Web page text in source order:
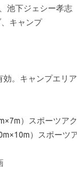
池下ジェシー孝志
キャンプ
。キャンプエリ
）スポーツアク
）スポーツア